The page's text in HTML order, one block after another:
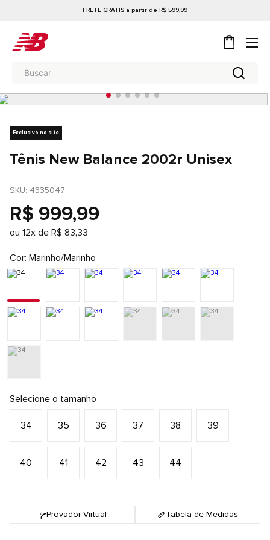
FRETE GRÁTIS a partir de R$ 599,99
Exclusivo no site
Tênis New Balance 2002r Unisex
SKU: 4335047
R$ 999,99
ou 12x de R$ 83,33
Cor Marinho/Marinho
Selecione o tamanho
34 35 36 37 38 39
40 41 42 43 44
Provador Virtual Tabela de Medidas